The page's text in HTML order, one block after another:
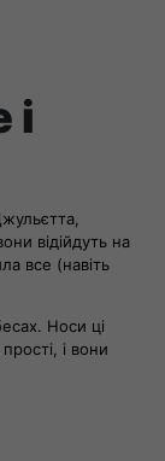
відійдуть на
все (навіть
Носи ці
і вони